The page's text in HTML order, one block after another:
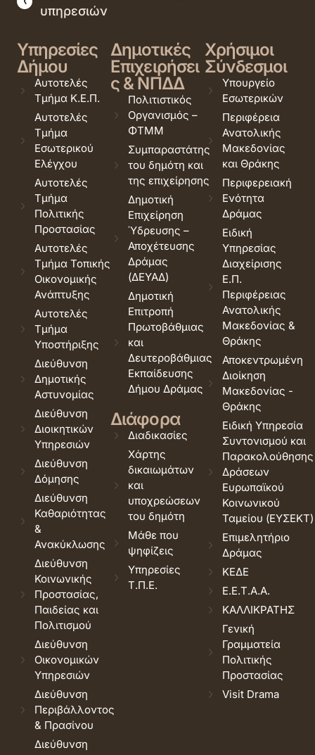
υπηρεσιών
Υπηρεσίες
Δήμου
Αυτοτελές
Τμήμα Κ.Ε.Π.
Αυτοτελές
Τμήμα
Εσωτερικού
Ελέγχου
Αυτοτελές
Τμήμα
Πολιτικής
Προστασίας
Αυτοτελές
Τμήμα Τοπικής
Οικονομικής
Ανάπτυξης
Αυτοτελές
Τμήμα
Υποστήριξης
Διεύθυνση
Δημοτικής
Αστυνομίας
Διεύθυνση
Διοικητικών
Υπηρεσιών
Διεύθυνση
Δόμησης
Διεύθυνση
Καθαριότητας
&
Ανακύκλωσης
Διεύθυνση
Κοινωνικής
Προστασίας,
Παιδείας και
Πολιτισμού
Διεύθυνση
Οικονομικών
Υπηρεσιών
Διεύθυνση
Περιβάλλοντος
& Πρασίνου
Διεύθυνση
Δημοτικές
Επιχειρήσει
ς & ΝΠΔΔ
Πολιτιστικός
Οργανισμός –
ΦΤΜΜ
Συμπαραστάτης
του δημότη και
της επιχείρησης
Δημοτική
Επιχείρηση
Ύδρευσης –
Αποχέτευσης
Δράμας
(ΔΕΥΑΔ)
Δημοτική
Επιτροπή
Πρωτοβάθμιας
και
Δευτεροβάθμιας
Εκπαίδευσης
Δήμου Δράμας
Διάφορα
Διαδικασίες
Χάρτης
δικαιωμάτων
και
υποχρεώσεων
του δημότη
Μάθε που
ψηφίζεις
Υπηρεσίες
Τ.Π.Ε.
Χρήσιμοι
Σύνδεσμοι
Υπουργείο
Εσωτερικών
Περιφέρεια
Ανατολικής
Μακεδονίας
και Θράκης
Περιφερειακή
Ενότητα
Δράμας
Ειδική
Υπηρεσίας
Διαχείρισης
Ε.Π.
Περιφέρειας
Ανατολικής
Μακεδονίας &
Θράκης
Αποκεντρωμένη
Διοίκηση
Μακεδονίας -
Θράκης
Ειδική Υπηρεσία
Συντονισμού και
Παρακολούθησης
Δράσεων
Ευρωπαϊκού
Κοινωνικού
Ταμείου (ΕΥΣΕΚΤ)
Επιμελητήριο
Δράμας
ΚΕΔΕ
Ε.Ε.Τ.Α.Α.
ΚΑΛΛΙΚΡΑΤΗΣ
Γενική
Γραμματεία
Πολιτικής
Προστασίας
Visit Drama